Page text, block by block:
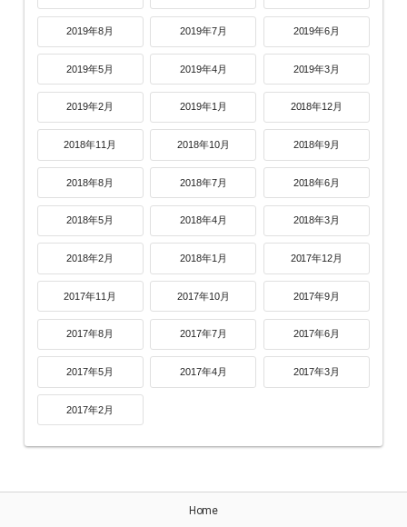
2019年8月 2019年7月 2019年6月
2019年5月 2019年4月 2019年3月
2019年2月 2019年1月 2018年12月
2018年11月 2018年10月 2018年9月
2018年8月 2018年7月 2018年6月
2018年5月 2018年4月 2018年3月
2018年2月 2018年1月 2017年12月
2017年11月 2017年10月 2017年9月
2017年8月 2017年7月 2017年6月
2017年5月 2017年4月 2017年3月
2017年2月
Home